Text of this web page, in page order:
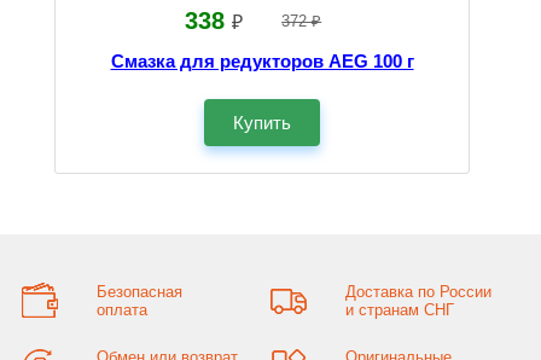
338 ₽ 372 ₽
Смазка для редукторов AEG 100 г
Купить
Безопасная
оплата
Доставка по России
и странам СНГ